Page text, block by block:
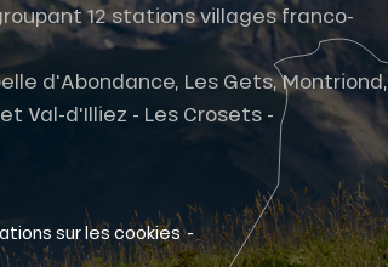
12 stations villages franco-
d'Abondance, Les Gets, Montriond,
Val-d'Illiez - Les Crosets -
sur les cookies -